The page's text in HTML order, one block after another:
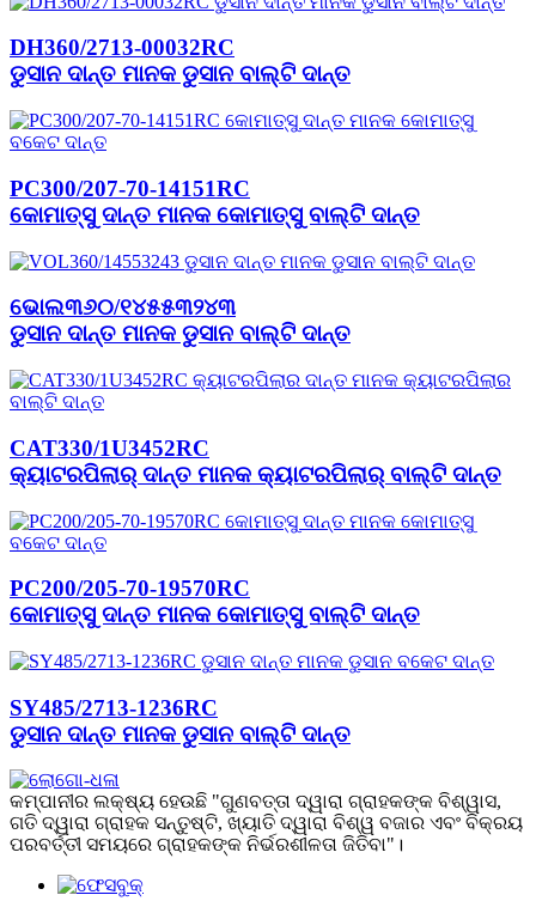
DH360/2713-00032RC
ଡୁସାନ ଦାନ୍ତ ମାନକ ଡୁସାନ ବାଲ୍ଟି ଦାନ୍ତ
PC300/207-70-14151RC
କୋମାତ୍ସୁ ଦାନ୍ତ ମାନକ କୋମାତ୍ସୁ ବାଲ୍ଟି ଦାନ୍ତ
ଭୋଲ୩୬୦/୧୪୫୫୩୨୪୩
ଡୁସାନ ଦାନ୍ତ ମାନକ ଡୁସାନ ବାଲ୍ଟି ଦାନ୍ତ
CAT330/1U3452RC
କ୍ୟାଟରପିଲାର୍ ଦାନ୍ତ ମାନକ କ୍ୟାଟରପିଲାର୍ ବାଲ୍ଟି ଦାନ୍ତ
PC200/205-70-19570RC
କୋମାତ୍ସୁ ଦାନ୍ତ ମାନକ କୋମାତ୍ସୁ ବାଲ୍ଟି ଦାନ୍ତ
SY485/2713-1236RC
ଡୁସାନ ଦାନ୍ତ ମାନକ ଡୁସାନ ବାଲ୍ଟି ଦାନ୍ତ
କମ୍ପାନୀର ଲକ୍ଷ୍ୟ ହେଉଛି "ଗୁଣବତ୍ତା ଦ୍ୱାରା ଗ୍ରାହକଙ୍କ ବିଶ୍ୱାସ,
ଗତି ଦ୍ୱାରା ଗ୍ରାହକ ସନ୍ତୁଷ୍ଟି, ଖ୍ୟାତି ଦ୍ୱାରା ବିଶ୍ୱ ବଜାର ଏବଂ ବିକ୍ରୟ
ପରବର୍ତ୍ତୀ ସମୟରେ ଗ୍ରାହକଙ୍କ ନିର୍ଭରଶୀଳତା ଜିତିବା"।